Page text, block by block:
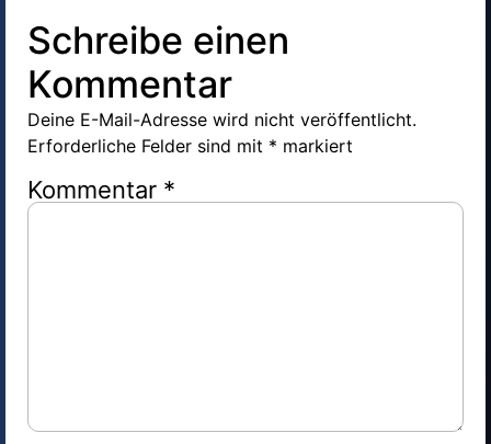
Schreibe einen
Kommentar
Deine E-Mail-Adresse wird nicht veröffentlicht.
Erforderliche Felder sind mit * markiert
Kommentar *